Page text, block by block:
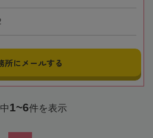
所にメールする
1~6件を表示